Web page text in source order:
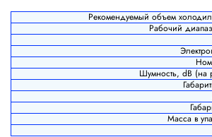
Рекомендуемый объем
Рабочий
Шумность, dB (на
Масса в